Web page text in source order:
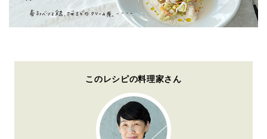
このレシピの料理家さん